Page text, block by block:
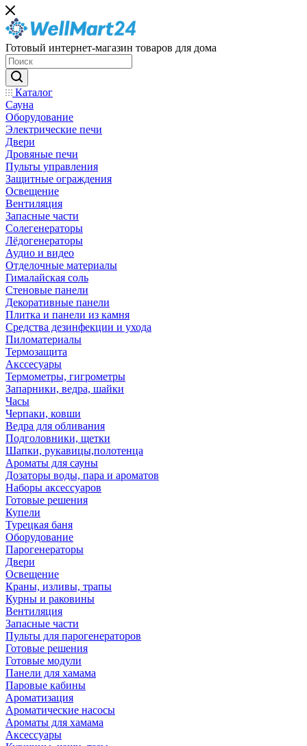
Готовый интернет-магазин товаров для дома
Каталог
Сауна
Оборудование
Электрические печи
Двери
Дровяные печи
Пульты управления
Защитные ограждения
Освещение
Вентиляция
Запасные части
Солегенераторы
Лёдогенераторы
Аудио и видео
Отделочные материалы
Гималайская соль
Стеновые панели
Декоративные панели
Плитка и панели из камня
Средства дезинфекции и ухода
Пиломатериалы
Термозащита
Аксcесуары
Термометры, гигрометры
Запарники, ведра, шайки
Часы
Черпаки, ковши
Ведра для обливания
Подголовники, щетки
Шапки, рукавицы,полотенца
Ароматы для сауны
Дозаторы воды, пара и ароматов
Наборы аксессуаров
Готовые решения
Купели
Турецкая баня
Оборудование
Парогенераторы
Двери
Освещение
Краны, изливы, трапы
Курны и раковины
Вентиляция
Запасные части
Пульты для парогенераторов
Готовые решения
Готовые модули
Панели для хамама
Паровые кабины
Ароматизация
Ароматические насосы
Ароматы для хамама
Аксессуары